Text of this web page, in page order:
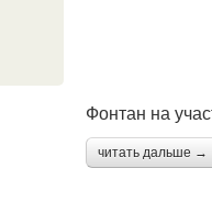
Фонтан на
читать дальше →